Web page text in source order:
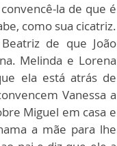
la de que é
como sua cicatriz.
de que João
Melinda e Lorena
ela está atrás de
Vanessa a
Miguel em casa e
a mãe para lhe